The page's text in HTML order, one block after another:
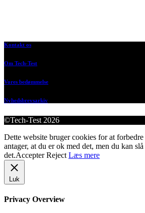
Kontakt os
Om Tech-Test
Vores bedømmelse
Nyhedsbrevsarkiv
©Tech-Test 2026
Dette website bruger cookies for at
antager, at du er ok med det, men du kan
det.Accepter Reject Læs mere
Luk
Privacy Overview